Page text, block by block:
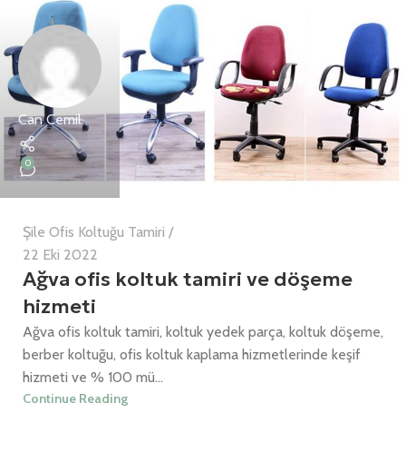
Can Cemil
0
Şile Ofis Koltuğu Tamiri
22 Eki 2022
Ağva ofis koltuk tamiri ve döşeme
hizmeti
Ağva ofis koltuk tamiri, koltuk yedek parça, koltuk döşeme,
berber koltuğu, ofis koltuk kaplama hizmetlerinde keşif
hizmeti ve % 100 mü...
Continue Reading